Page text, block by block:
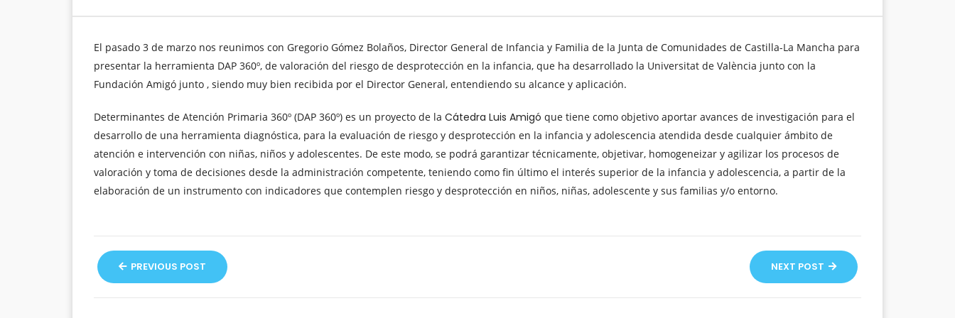
El pasado 3 de marzo nos reunimos con Gregorio Gómez Bolaños, Director General de Infancia y Familia de la Junta de Comunidades de Castilla-La Mancha para
presentar la herramienta DAP 360º, de valoración del riesgo de desprotección en la infancia, que ha desarrollado la Universitat de València junto con la
Fundación Amigó junto , siendo muy bien recibida por el Director General, entendiendo su alcance y aplicación.
Determinantes de Atención Primaria 360º (DAP 360º) es un proyecto de la Cátedra Luis Amigó que tiene como objetivo aportar avances de investigación para el
desarrollo de una herramienta diagnóstica, para la evaluación de riesgo y desprotección en la infancia y adolescencia atendida desde cualquier ámbito de
atención e intervención con niñas, niños y adolescentes. De este modo, se podrá garantizar técnicamente, objetivar, homogeneizar y agilizar los procesos de
valoración y toma de decisiones desde la administración competente, teniendo como fin último el interés superior de la infancia y adolescencia, a partir de la
elaboración de un instrumento con indicadores que contemplen riesgo y desprotección en niños, niñas, adolescente y sus familias y/o entorno.
PREVIOUS POST NEXT POST